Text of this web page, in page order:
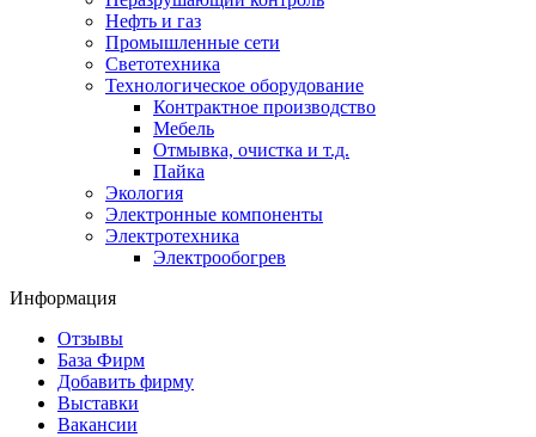
Нефть и газ
Промышленные сети
Светотехника
Технологическое оборудование
Контрактное производство
Мебель
Отмывка, очистка и т.д.
Пайка
Экология
Электронные компоненты
Электротехника
Электрообогрев
Информация
Отзывы
База Фирм
Добавить фирму
Выставки
Вакансии